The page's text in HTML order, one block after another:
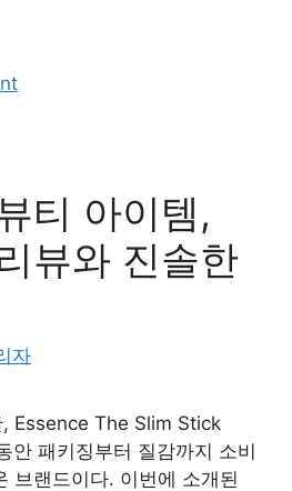
티 아이템,
뷰와 진솔한
자
, Essence The Slim Stick
안 패키징부터 질감까지 소비
브랜드이다. 이번에 소개된